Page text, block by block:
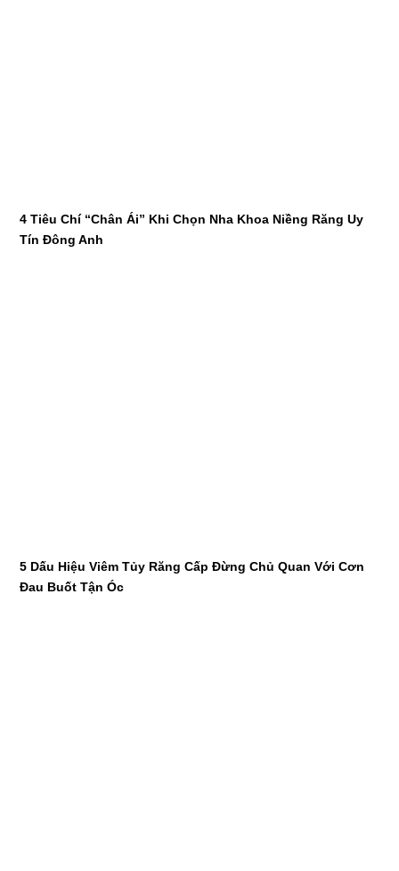
4 Tiêu Chí “Chân Ái” Khi Chọn Nha Khoa Niềng Răng Uy
Tín Đông Anh
5 Dấu Hiệu Viêm Tủy Răng Cấp Đừng Chủ Quan Với Cơn
Đau Buốt Tận Óc